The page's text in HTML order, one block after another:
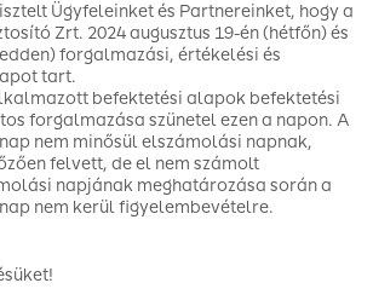
Ügyfeleinket és Partnereinket, hogy a
Zrt. 2024 augusztus 19-én (hétfőn) és
forgalmazási, értékelési és
tart.
befektetési alapok befektetési
forgalmazása szünetel ezen a napon. A
nem minősül elszámolási napnak,
felvett, de el nem számolt
napjának meghatározása során a
nem kerül figyelembevételre.